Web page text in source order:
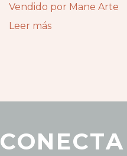
Vendido por Mane Arte
Leer más